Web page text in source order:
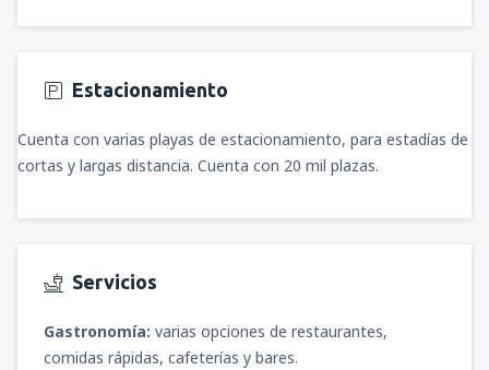
Estacionamiento
Cuenta con varias playas de estacionamiento, para estadías de
cortas y largas distancia. Cuenta con 20 mil plazas.
Servicios
Gastronomía: varias opciones de restaurantes,
comidas rápidas, cafeterías y bares.